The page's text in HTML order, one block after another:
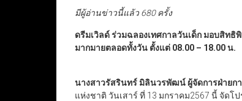
มีผู้อ่านข่าวนี้แล้ว 680 ครั้ง
ดรีมเวิลด์ ร่วมฉลองเทศกาลวันเด็ก มอบสิท
มากมายตลอดทั้งวัน ตั้งแต่ 08.00 – 18.00 น.
นางสาวรัสรินทร์ มิลินวรพัฒน์ ผู้จัดการฝ่ายก
แห่งชาติ วันเสาร์ ที่ 13 มกราคม2567 นี้ จัดโ